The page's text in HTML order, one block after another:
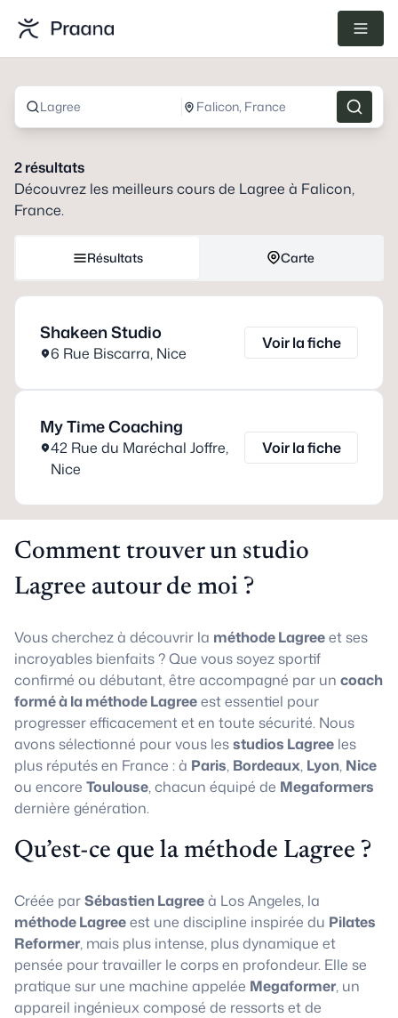
Lagree Falicon, France
2résultats
Découvrez les meilleurs cours de Lagree à Falicon,
France.
Résultats Carte
Shakeen Studio
6 Rue Biscarra, Nice
Voir la fiche
My Time Coaching
42 Rue du Maréchal Joffre,
Nice
Voir la fiche
Comment trouver un studio
Lagree autour de moi ?
Vous cherchez à découvrir la méthode Lagreeet ses
incroyables bienfaits ? Que vous soyez sportif
confirmé ou débutant, être accompagné par un coach
formé à la méthode Lagreeest essentiel pour
progresser efficacement et en toute sécurité. Nous
avons sélectionné pour vous lesstudios Lagree les
plus réputés en France : à Paris, Bordeaux, Lyon, Nice
ou encore Toulouse, chacun équipé de Megaformers
dernière génération.
Qu’est-ce que la méthode Lagree ?
Créée parSébastien Lagreeà Los Angeles, la
méthode Lagreeest une discipline inspirée du Pilates
Reformer, mais plus intense, plus dynamique et
pensée pour travailler le corps en profondeur. Elle se
pratique sur une machine appelée Megaformer, un
appareil ingénieux composé de ressorts et de